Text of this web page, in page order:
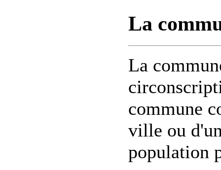
La
La
commune
ville ou
population